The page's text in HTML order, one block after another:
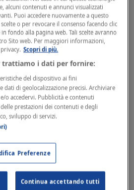
essere forniti da terze parti
ulteriori funzionalità al nostro
seguito.
elenca, per ogni categoria,
eventuali terze parti.
necessari
sono essenziali per fornire un
richieste dell'utente, ad
l'autenticazione ed accedere
sono necessari per il
e, pertanto, non richiedono il
le informazioni del browser, non
funzionamento e le prestazioni
la visita.
alcuni contenuti e annunci visualizzati
Puoi accedere nuovamente a questo
o per revocare il consenso facendo clic
fondo alla pagina web. Tali scelte avranno
Sito web. Per maggiori informazioni,
Scopri di più.
i dati per fornire:
del dispositivo ai fini
dati di geolocalizzazione precisi. Archiviare
o accedervi. Pubblicità e contenuti
prestazioni dei contenuti e degli
sviluppo di servizi.
Preferenze
Continua accettando tutti